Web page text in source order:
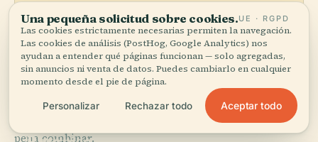
More inChristchurch.
32 lugares por descubrir — unos cuantos que merece la
pena combinar.
PLACE PLACE
Galería de Arte
Una pequeña solicitud sobre cookies.UE · RGPD
Las cookies estrictamente necesarias permiten la navegación.
Las cookies de análisis (PostHog, Google Analytics) nos
ayudan a entender qué páginas funcionan — solo agregadas,
sin anuncios ni venta de datos. Puedes cambiarlo en cualquier
momento desde el pie de página.
Personalizar Rechazar todo Aceptar todo